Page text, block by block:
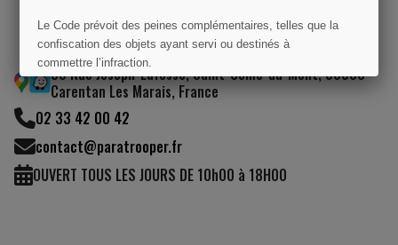
50 Rue Joseph-Lafosse, Saint-Côme-du-Mont, 50500
Carentan Les Marais, France
02 33 42 00 42
contact@paratrooper.fr
OUVERT TOUS LES JOURS DE 10h00 à 18H00
Le Code prévoit des peines complémentaires, telles que la
confiscation des objets ayant servi ou destinés à
commettre l’infraction.
J'AI COMPRIS